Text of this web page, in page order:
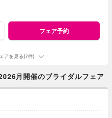
フェア予約
アを見る(7件)
月開催のブライダルフェア